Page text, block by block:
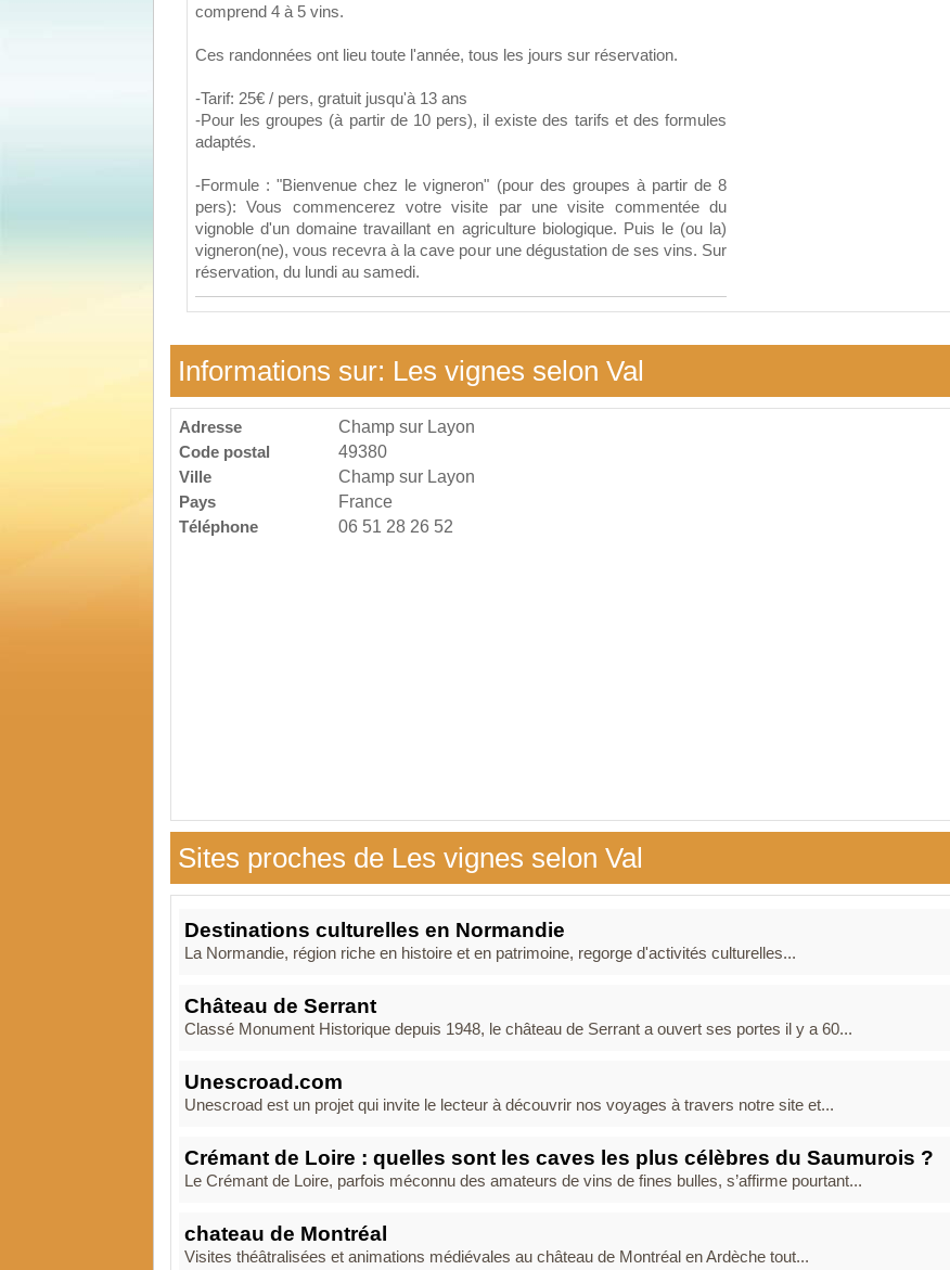
comprend 4 à 5 vins.
Ces randonnées ont lieu toute l'année, tous les jours sur réservation.
-Tarif: 25€ / pers, gratuit jusqu'à 13 ans
-Pour les groupes (à partir de 10 pers), il existe des tarifs et des formules
adaptés.
-Formule : "Bienvenue chez le vigneron" (pour des groupes à partir de 8
pers): Vous commencerez votre visite par une visite commentée du
vignoble d'un domaine travaillant en agriculture biologique. Puis le (ou la)
vigneron(ne), vous recevra à la cave pour une dégustation de ses vins. Sur
réservation, du lundi au samedi.
Informations sur: Les vignes selon Val
Adresse
Champ sur Layon
Code postal
49380
Ville
Champ sur Layon
Pays
France
Téléphone
06 51 28 26 52
Sites proches de Les vignes selon Val
Destinations culturelles en Normandie
La Normandie, région riche en histoire et en patrimoine, regorge d'activités culturelles...
Château de Serrant
Classé Monument Historique depuis 1948, le château de Serrant a ouvert ses portes il y a 60...
Unescroad.com
Unescroad est un projet qui invite le lecteur à découvrir nos voyages à travers notre site et...
Crémant de Loire : quelles sont les caves les plus célèbres du Saumurois ?
Le Crémant de Loire, parfois méconnu des amateurs de vins de fines bulles, s’affirme pourtant...
chateau de Montréal
Visites théâtralisées et animations médiévales au château de Montréal en Ardèche tout...